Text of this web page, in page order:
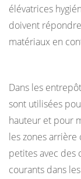
élévatrices
doivent
matériaux en
Dans les
sont utilisées
hauteur et pour
les zones
petites avec des
courants dans